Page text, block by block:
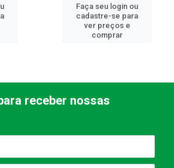
Faça seu login ou
cadastre-se para
ver preços e
comprar
receber nossas